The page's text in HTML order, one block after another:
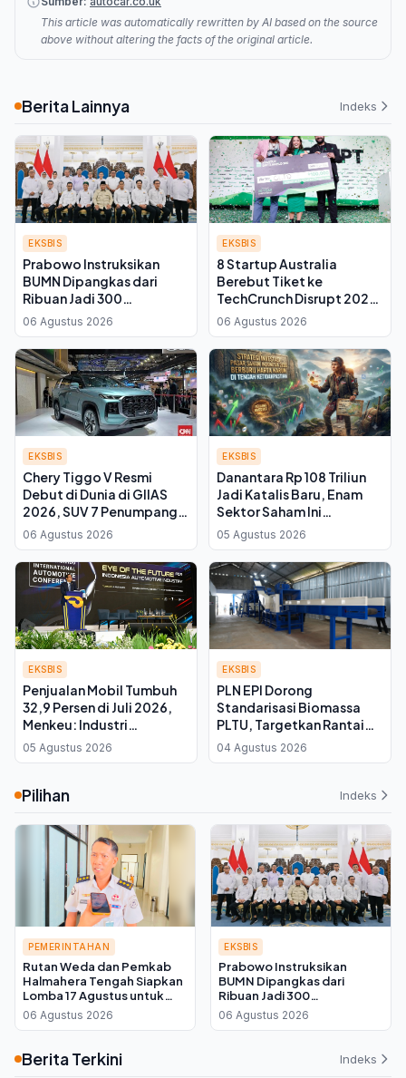
This article was automatically rewritten by AI based on the source
above without altering the facts of the original article.
Berita Lainnya Indeks
EKSBIS
Prabowo Instruksikan
BUMN Dipangkas dari
Ribuan Jadi 300
Perusahaan, Kadin
Kalteng: Infrastruktur
Kembali ke Swasta
06 Agustus 2026
EKSBIS
8 Startup Australia
Berebut Tiket ke
TechCrunch Disrupt 2026
di Sydney
06 Agustus 2026
EKSBIS
Chery Tiggo V Resmi
Debut di Dunia di GIIAS
2026, SUV 7 Penumpang
yang Bisa Disulap Jadi
Pikap
06 Agustus 2026
EKSBIS
Danantara Rp 108 Triliun
Jadi Katalis Baru, Enam
Sektor Saham Ini
Diproyeksi Menguat di
2026
05 Agustus 2026
EKSBIS
Penjualan Mobil Tumbuh
32,9 Persen di Juli 2026,
Menkeu: Industri
Otomotif Jadi Motor
Penggerak Ekonomi
05 Agustus 2026
EKSBIS
PLN EPI Dorong
Standarisasi Biomassa
PLTU, Targetkan Rantai
Pasok Lebih Efisien dan
Andal
04 Agustus 2026
Pilihan Indeks
PEMERINTAHAN
Rutan Weda dan Pemkab
Halmahera Tengah Siapkan
Lomba 17 Agustus untuk
Warga Binaan, Ini Kata Plh
Kepala Rutan
06 Agustus 2026
EKSBIS
Prabowo Instruksikan
BUMN Dipangkas dari
Ribuan Jadi 300
Perusahaan, Kadin Kalteng:
Infrastruktur Kembali ke
06 Agustus 2026
Berita Terkini Indeks